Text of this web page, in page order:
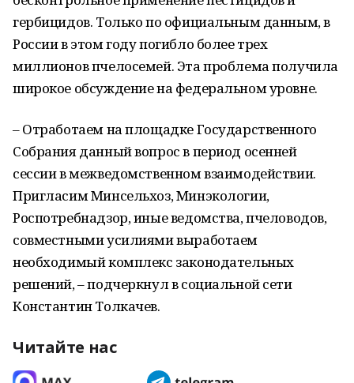
гербицидов. Только по официальным данным, в
России в этом году погибло более трех
миллионов пчелосемей. Эта проблема получила
широкое обсуждение на федеральном уровне.
– Отработаем на площадке Государственного
Собрания данный вопрос в период осенней
сессии в межведомственном взаимодействии.
Пригласим Минсельхоз, Минэкологии,
Роспотребнадзор, иные ведомства, пчеловодов,
совместными усилиями выработаем
необходимый комплекс законодательных
решений, – подчеркнул в социальной сети
Константин Толкачев.
Читайте нас